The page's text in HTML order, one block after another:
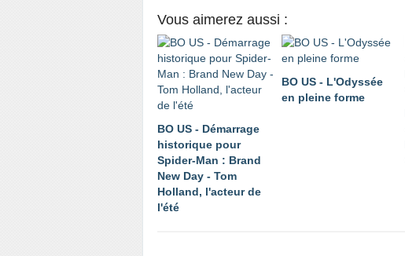
Vous aimerez aussi :
BO US - Démarrage
historique pour
Spider-Man : Brand
New Day - Tom
Holland, l'acteur de
l'été
BO US - L'Odyssée
en pleine forme